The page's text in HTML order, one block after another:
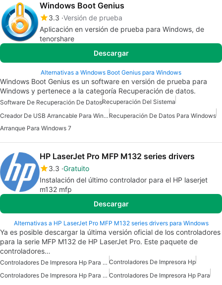
Windows Boot Genius
3.3 Versión de prueba
Aplicación en versión de prueba para Windows, de
tenorshare
Descargar
Alternativas a Windows Boot Genius para Windows
Windows Boot Genius es un software en versión de prueba para
Windows y pertenece a la categoría Recuperación de datos.
Software De Recuperación De DatosRecuperación Del Sistema
Creador De USB Arrancable Para WindowsRecuperación De Datos Para Windows
Arranque Para Windows 7
HP LaserJet Pro MFP M132 series drivers
3.3 Gratuito
Instalación del último controlador para el HP laserjet
m132 mfp
Descargar
Alternativas a HP LaserJet Pro MFP M132 series drivers para Windows
Ya es posible descargar la última versión oficial de los controladores
para la serie MFP M132 de HP LaserJet Pro. Este paquete de
controladores…
Controladores De Impresora Hp Para Windows 7 Controladores De Impresora Hp
Controladores De Impresora Hp Para Windows Controladores De Impresora Hp Para